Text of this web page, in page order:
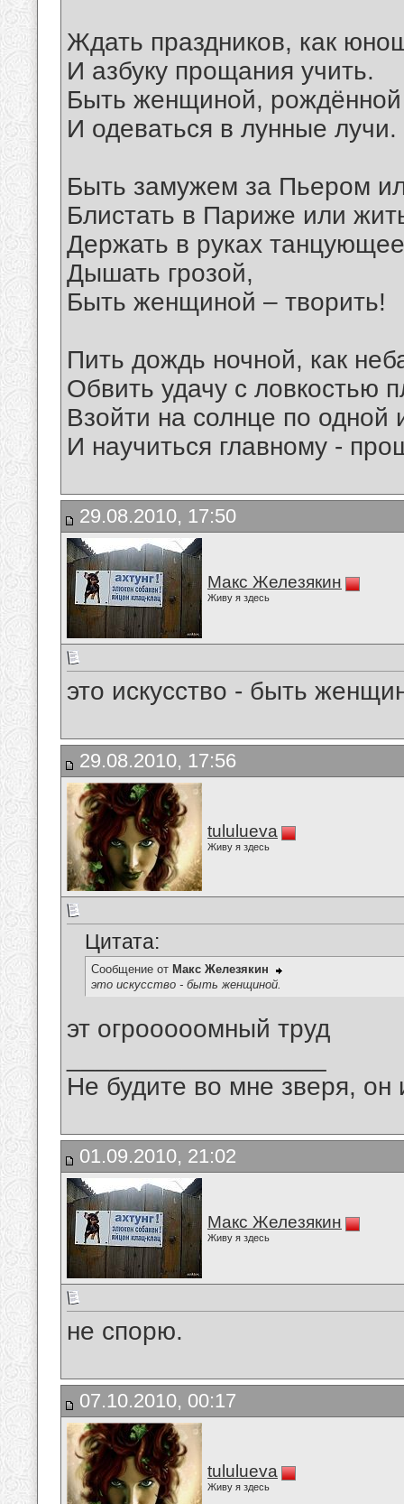
Ждать праздников, как
И азбуку прощания учить.
Быть женщиной, рождённой
И одеваться в лунные лучи.
Быть замужем за Пьером
Блистать в Париже или
Держать в руках
Дышать грозой,
Быть женщиной – творить!
Пить дождь ночной, как
Обвить удачу с ловкостью
Взойти на солнце по одной
И научиться главному -
29.08.2010, 17:50
Макс Железякин
Живу я здесь
это искусство - быть
29.08.2010, 17:56
tululueva
Живу я здесь
Цитата:
Сообщение от Макс Железякин
это искусство - быть женщиной.
эт огрооооомный труд
Не будите во мне зверя, он
01.09.2010, 21:02
Макс Железякин
Живу я здесь
не спорю.
07.10.2010, 00:17
tululueva
Живу я здесь